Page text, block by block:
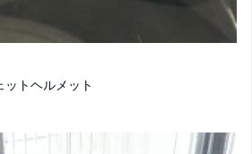
トヘルメット